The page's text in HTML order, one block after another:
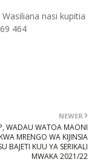
nasi kupitia
464
NEWER
WADAU WATOA MAONI
KWA MRENGO WA KIJINSIA
BAJETI KUU YA SERIKALI
MWAKA 2021/22